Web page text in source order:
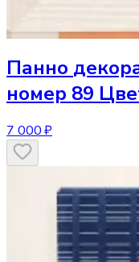
Панно
номер 89
7 000 ₽